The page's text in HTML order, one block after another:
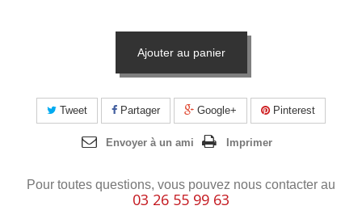
Ajouter au panier
Tweet Partager Google+ Pinterest
Envoyer à un ami Imprimer
Pour toutes questions, vous pouvez nous contacter au
03 26 55 99 63